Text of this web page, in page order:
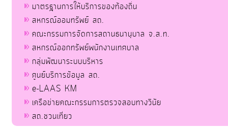
มาตรฐานการให้บริการของท้องถิ่น
สหกรณ์ออมทรัพย์ สถ.
คณะกรรมการจัดการสถานธนานุบาล จ.ส.ท.
สหกรณ์ออกทรัพย์พนักงานเทศบาล
กลุ่มพัฒนาระบบบริหาร
ศูนย์บริการข้อมูล สถ.
e-LAAS KM
เครือข่ายคณะกรรมการตรวจสอบทางวินัย
สถ.ชวนเที่ยว